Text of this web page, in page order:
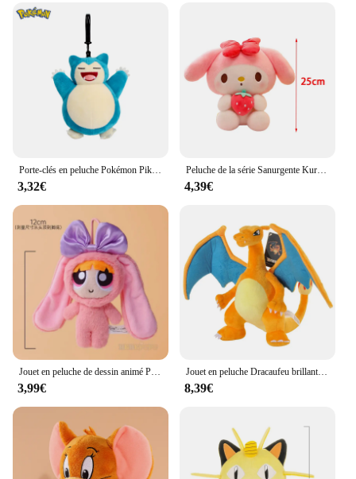
enhance any room. Whether placed on a shelf, a
bedside table, or a desk, these plush toys add a
vibrant touch to your space. They're perfect for fans
of all ages, making them a delightful addition to
children's rooms, playrooms, or even as a
conversation starter in a living room or office. The
durable fabric ensures that your Peluche mignonne
figures will remain a cherished part of your
collection for years to come.
3,32€
Peluche de la série Sanurgente Kuromi My Melody Harvey, 32-25cm, motif beurre, dessin animé, animal mignon, oreiller jouet, cadeaux d'anniversaire pour enfants
4,39€
Jouet en peluche de dessin animé Powerpuff pour filles, pendentif de sac, mignon, habiller lapin, nœud, beurre, cadeau pour les filles, 12cm
3,99€
Jouet en peluche Dracaufeu brillant, peluche douce pour cadeau, jeu à collectionner, dessin animé mignon Rick, 12 po
8,39€